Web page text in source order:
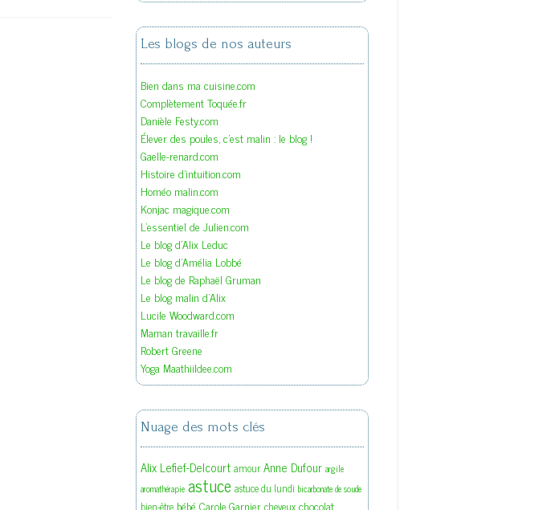
Les blogs de nos auteurs
Bien dans ma cuisine.com
Complètement Toquée.fr
Danièle Festy.com
Élever des poules, c'est malin : le blog !
Gaelle-renard.com
Histoire d'intuition.com
Homéo malin.com
Konjac magique.com
L'essentiel de Julien.com
Le blog d'Alix Leduc
Le blog d'Amélia Lobbé
Le blog de Raphaël Gruman
Le blog malin d'Alix
Lucile Woodward.com
Maman travaille.fr
Robert Greene
Yoga Maathiildee.com
Nuage des mots clés
Alix Lefief-Delcourt amour Anne Dufour argile
aromathérapie astuce astuce du lundi bicarbonate de soude
bébé Carole Garnier chocolat